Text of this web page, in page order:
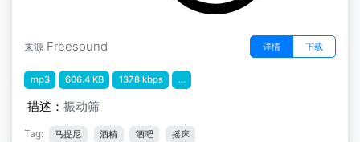
来源 Freesound 详情 下载
mp3 606.4 KB 1378 kbps ...
描述： 振动筛
Tag: 马提尼 酒精 酒吧 摇床